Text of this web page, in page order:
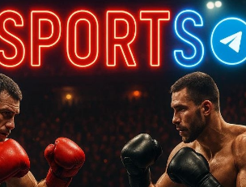
Карл Дэниелс
Эпифанио Мендоса
Окен Шамиль Газиев
Одланьер Солис
Кодзоев Гуты Эспадас-младший Брайан
Даниэль Кота Эверет Мартин Анджей
Гай Джервонта Дэвис Бадди
Глазевский Наташа Джонас
Бен Нсафоа
Бади Аджама Фредди Пендлтон
Себастьян
Сориано Скотт Белшоу Тони Галенто
Майкл Смит Ричард Мэйсон